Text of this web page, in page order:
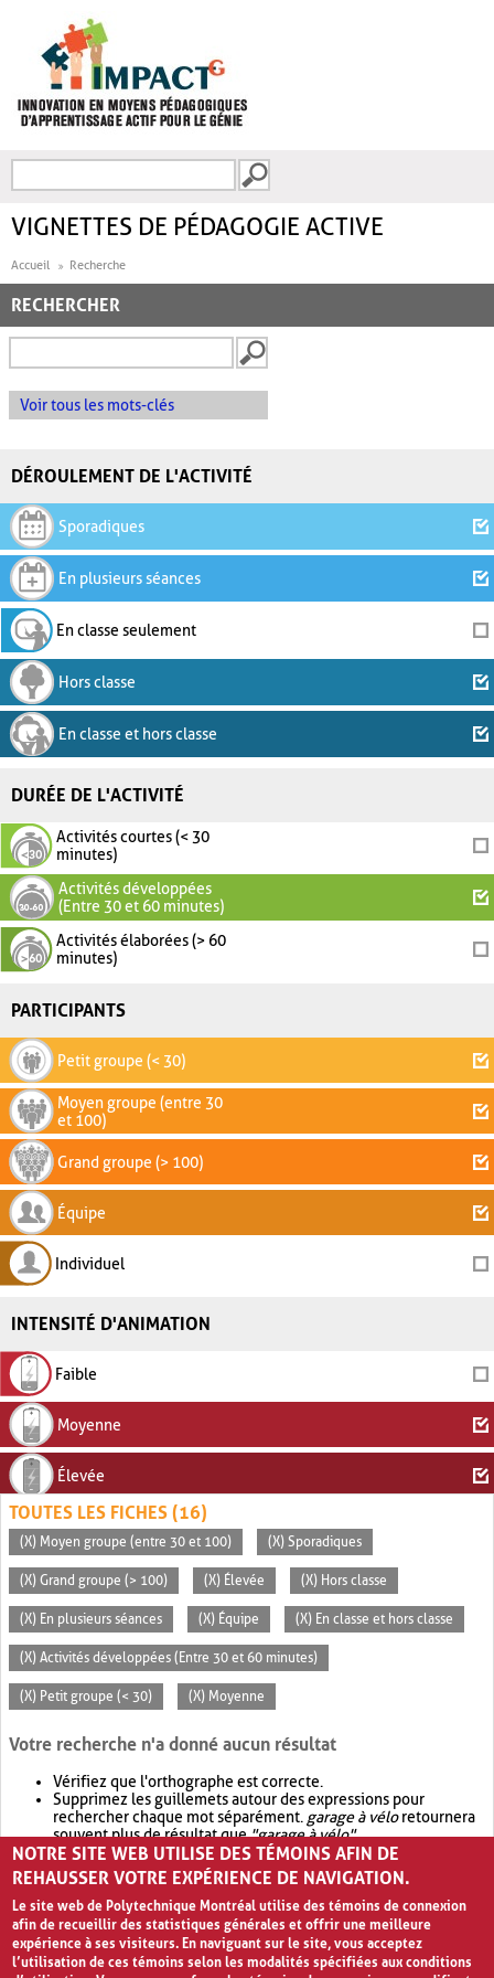
FORMULAIRE DE
VIGNETTES DE PÉDAGOGIE ACTIVE
Accueil Recherche
RECHERCHER
Voir tous les mots-clés
DÉROULEMENT DE L'ACTIVITÉ
Sporadiques
En plusieurs séances
En classe seulement
Hors classe
En classe et hors classe
DURÉE DE L'ACTIVITÉ
Activités courtes (< 30
minutes)
Activités développées
(Entre 30 et 60 minutes)
Activités élaborées (> 60
minutes)
PARTICIPANTS
Petit groupe (< 30)
Moyen groupe (entre 30
et 100)
Grand groupe (> 100)
Équipe
Individuel
INTENSITÉ D'ANIMATION
Faible
Moyenne
Élevée
TOUTES LES FICHES (16)
(X) Moyen groupe (entre 30 et 100) (X) Sporadiques
(X) Grand groupe (> 100) (X) Élevée (X) Hors classe
(X) En plusieurs séances (X) Équipe (X) En classe et hors classe
(X) Activités développées (Entre 30 et 60 minutes)
(X) Petit groupe (< 30) (X) Moyenne
Votre recherche n'a donné aucun résultat
Vérifiez que l'orthographe est correcte.
Supprimez les guillemets autour des expressions pour
rechercher chaque mot séparément. garage à véloretournera
souvent plus de résultat que"garage à vélo".
Envisagez d'élargir votre recherche avec OR.garage OR vélo
retournera souvent plus de résultat quegarage à vélo
NOTRE SITE WEB UTILISE DES TÉMOINS AFIN DE
REHAUSSER VOTRE EXPÉRIENCE DE NAVIGATION.
Le site web de Polytechnique Montréal utilise des témoins de connexion
afin de recueillir des statistiques générales et offrir une meilleure
expérience à ses visiteurs. En naviguant sur le site, vous acceptez
l’utilisation de ces témoins selon les modalités spécifiées aux conditions